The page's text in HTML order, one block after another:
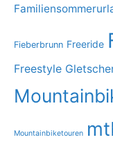
Fieberbrunn Freeride
Freestyle
Mountainbiketouren